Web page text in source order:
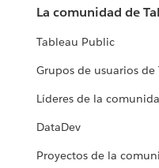
La comunidad de
Tableau Public
Grupos de usuarios de
Líderes de la
DataDev
Proyectos de la